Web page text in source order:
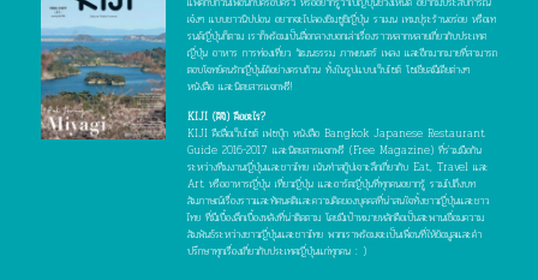
เจ๋งๆ แบบชาวนิปปอน อยากจะไปลองชิมซูชิญี่ปุ่น ราเมน เทมปุระร้านอร่อย หรือเท
รนด์ญี่ปุ่นก็ตาม เราก็พร้อมเป็นสื่อกลางบอกเล่าเรื่องราวหลากหลายเกี่ยวกับประเทศ
ญี่ปุ่น อาหาร การท่องเที่ยว วัฒนธรรม ภาพยนตร์ เพลง และอีกมากมายที่สามารถ
ตอบโจทย์คนรักญี่ปุ่นได้อย่างครบถ้วน ทั้งในรูปแบบเว็บไซต์ โซเชียลมีเดียต่างๆ
หนังสือ และนิตยสารแจกฟรี!
KIJI (คิจิ) คืออะไร?
KIJI คือสื่อเว็บไซต์ เฟซบุ๊ก หนังสือ Bangkok Japanese Restaurant
Guide 2016-2017 และนิตยสารแจกฟรี (Free Magazine) ที่ร่วมมือกัน
ระหว่างทีมงานญี่ปุ่นและชาวไทย เน้นทำสกู๊ปเจาะลึกเกี่ยวกับ Eat, Travel และ
Art หรืออาหารญี่ปุ่น เที่ยวญี่ปุ่น และอาร์ตญี่ปุ่นที่ทุกคนอยากรู้ รวมไปถึงบท
สัมภาษณ์เรื่องราวและทัศนคติและความคิดของบุคคลที่น่าสนใจทั้งชาวญี่ปุ่นและชาว
ไทย ที่มีเบื้องลึกเบื้องหลังที่น่าติดตาม โดยมีเป้าหมายหลักคือเป็นสะพานเชื่อมความ
สัมพันธ์ระหว่างชาวญี่ปุ่นและชาวไทย พวกเราพร้อมจะเป็นเพื่อนที่ให้ข้อมูลและคำ
ปรึกษาทุกเรื่องเกี่ยวกับประเทศญี่ปุ่นแก่ทุกคน : )